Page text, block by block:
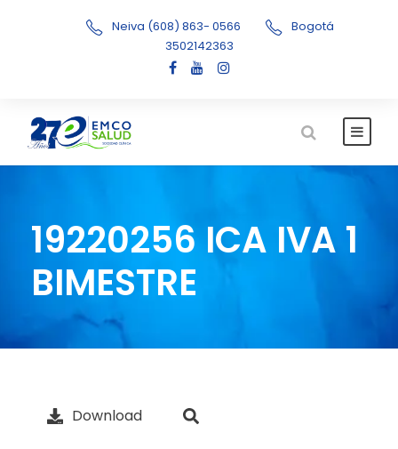
Neiva (608) 863- 0566
Bogotá
3502142363
19220256 ICA IVA 1
BIMESTRE
Download